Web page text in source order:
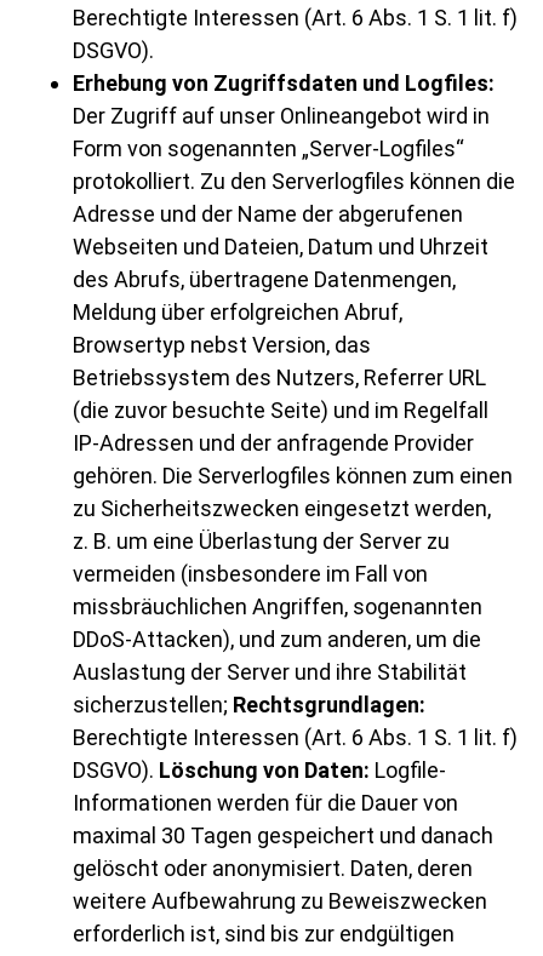
Berechtigte Interessen (Art. 6 Abs. 1 S. 1 lit. f)
DSGVO).
Erhebung von Zugriffsdaten und Logfiles:
Der Zugriff auf unser Onlineangebot wird in
Form von sogenannten „Server-Logfiles“
protokolliert. Zu den Serverlogfiles können die
Adresse und der Name der abgerufenen
Webseiten und Dateien, Datum und Uhrzeit
des Abrufs, übertragene Datenmengen,
Meldung über erfolgreichen Abruf,
Browsertyp nebst Version, das
Betriebssystem des Nutzers, Referrer URL
(die zuvor besuchte Seite) und im Regelfall
IP-Adressen und der anfragende Provider
gehören. Die Serverlogfiles können zum einen
zu Sicherheitszwecken eingesetzt werden,
z. B. um eine Überlastung der Server zu
vermeiden (insbesondere im Fall von
missbräuchlichen Angriffen, sogenannten
DDoS-Attacken), und zum anderen, um die
Auslastung der Server und ihre Stabilität
sicherzustellen; Rechtsgrundlagen:
Berechtigte Interessen (Art. 6 Abs. 1 S. 1 lit. f)
DSGVO). Löschung von Daten: Logfile-
Informationen werden für die Dauer von
maximal 30 Tagen gespeichert und danach
gelöscht oder anonymisiert. Daten, deren
weitere Aufbewahrung zu Beweiszwecken
erforderlich ist, sind bis zur endgültigen